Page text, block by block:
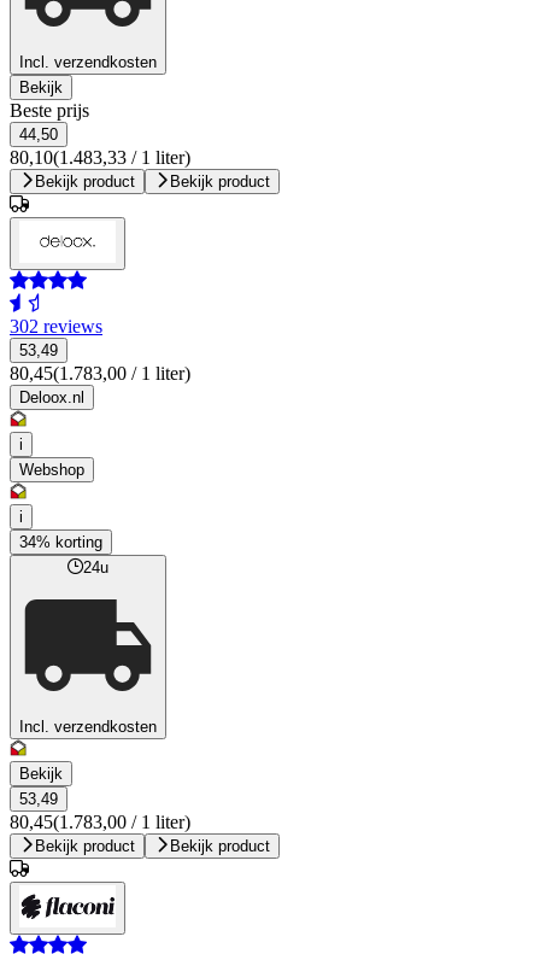
Incl. verzendkosten
Bekijk
Beste prijs
44,50
80,10(1.483,33 / 1 liter)
Bekijk product Bekijk product
302 reviews
53,49
80,45(1.783,00 / 1 liter)
Deloox.nl
i
Webshop
i
34% korting
24u
Incl. verzendkosten
Bekijk
53,49
80,45(1.783,00 / 1 liter)
Bekijk product Bekijk product